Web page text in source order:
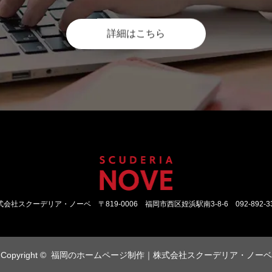
詳細はこちら
会社スクーデリア・ノーベ 〒819-0006 福岡市西区姪浜駅南3-8-6 092-892-
Copyright © 福岡のホームページ制作｜株式会社スクーデリア・ノーベ